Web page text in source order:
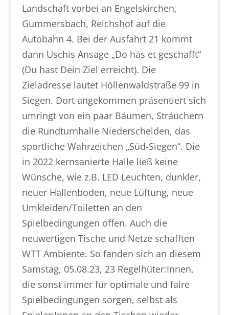
Landschaft vorbei an Engelskirchen,
Gummersbach, Reichshof auf die
Autobahn 4. Bei der Ausfahrt 21 kommt
dann Uschis Ansage „Do häs et geschafft“
(Du hast Dein Ziel erreicht). Die
Zieladresse lautet Höllenwaldstraße 99 in
Siegen. Dort angekommen präsentiert sich
umringt von ein paar Bäumen, Sträuchern
die Rundturnhalle Niederschelden, das
sportliche Wahrzeichen „Süd-Siegen“. Die
in 2022 kernsanierte Halle ließ keine
Wünsche, wie z.B. LED Leuchten, dunkler,
neuer Hallenboden, neue Lüftung, neue
Umkleiden/Toiletten an den
Spielbedingungen offen. Auch die
neuwertigen Tische und Netze schafften
WTT Ambiente. So fanden sich an diesem
Samstag, 05.08.23, 23 Regelhüter:Innen,
die sonst immer für optimale und faire
Spielbedingungen sorgen, selbst als